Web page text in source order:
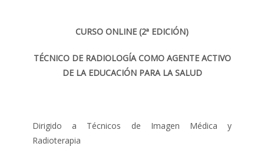
CURSO ONLINE (2ª EDICIÓN)
TÉCNICO DE RADIOLOGÍA COMO AGENTE ACTIVO
DE LA EDUCACIÓN PARA LA SALUD
Dirigido a Técnicos de Imagen Médica y
Radioterapia